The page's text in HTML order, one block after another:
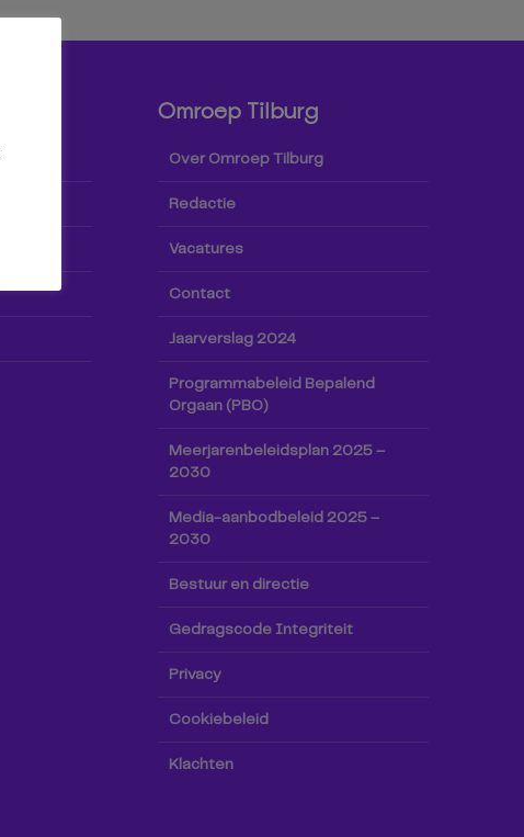
Omroep Tilburg
Over Omroep Tilburg
Redactie
Vacatures
Contact
Jaarverslag 2024
Programmabeleid Bepalend
Orgaan (PBO)
Meerjarenbeleidsplan 2025 –
2030
Media-aanbodbeleid 2025 –
2030
Bestuur en directie
Gedragscode Integriteit
Privacy
Cookiebeleid
Klachten